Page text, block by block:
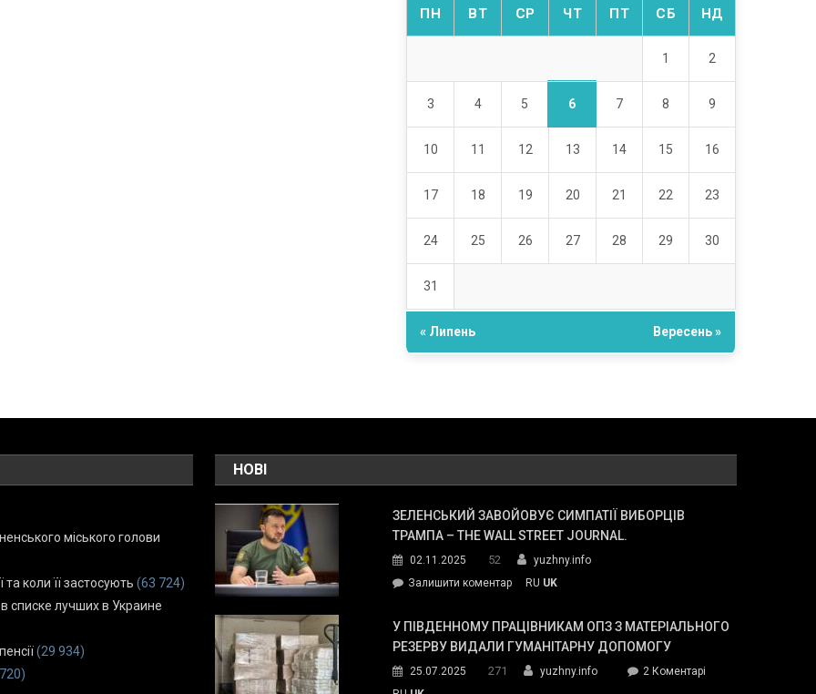
ПН ВТ СР ЧТ ПТ СБ НД
1 2
3 4 5 6 7 8 9
10 11 12 13 14 15 16
17 18 19 20 21 22 23
24 25 26 27 28 29 30
31
« Липень Вересень »
міського голови
коли її застосують (63 724)
списке лучших в Украине
(29 934)
НОВІ
ЗЕЛЕНСЬКИЙ ЗАВОЙОВУЄ СИМПАТІЇ ВИБОРЦІВ
ТРАМПА – THE WALL STREET JOURNAL.
02.11.2025 52
yuzhny.info
Залишити коментарon
завойовує
симпатії
Трампа
RU UK
У ПІВДЕННОМУ ПРАЦІВНИКАМ ОПЗ З МАТЕРІАЛЬНОГО
РЕЗЕРВУ ВИДАЛИ ГУМАНІТАРНУ ДОПОМОГУ
25.07.2025 271 yuzhny.info 2 Коментарідо